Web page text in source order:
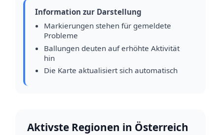
Information zur Darstellung
Markierungen stehen für gemeldete
Probleme
Ballungen deuten auf erhöhte Aktivität
hin
Die Karte aktualisiert sich automatisch
Aktivste Regionen in Österreich